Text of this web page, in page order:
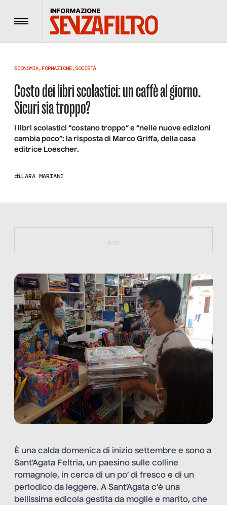
Menu
ECONOMIA,FORMAZIONE, SOCIETÀ
Costo dei libri scolastici: un caffè al giorno.
Sicuri sia troppo?
I libri scolastici “costano troppo” e “nelle nuove edizioni
cambia poco”: la risposta di Marco Griffa, della casa
editrice Loescher.
diLARA MARIANI
https://bit.ly/muster_aggiornamento
Adv
È una calda domenica di inizio settembre e sono a
Sant’Agata Feltria, un paesino sulle colline
romagnole, in cerca di un po’ di fresco e di un
periodico da leggere. A Sant’Agata c’è una
bellissima edicola gestita da moglie e marito, che